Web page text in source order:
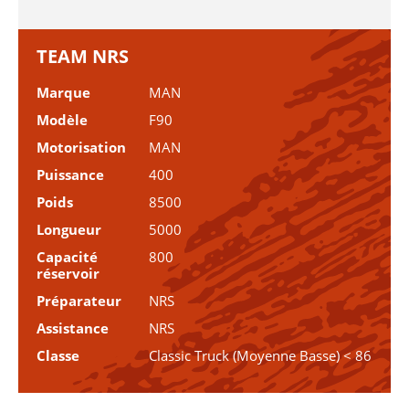
TEAM NRS
Marque
MAN
Modèle
F90
Motorisation
MAN
Puissance
400
Poids
8500
Longueur
5000
Capacité
réservoir
800
Préparateur
NRS
Assistance
NRS
Classe
Classic Truck (Moyenne Basse) < 86